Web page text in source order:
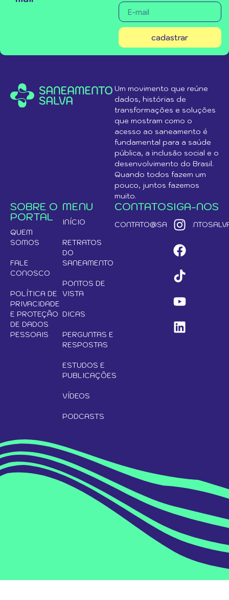
cadastrar
Um movimento que reúne
dados, histórias de
transformações e soluções
que mostram como o
acesso ao saneamento é
fundamental para a saúde
pública, a inclusão social e o
desenvolvimento do Brasil.
Quando todos fazem um
pouco, juntos fazemos
muito.
SOBRE O
PORTAL
QUEM
SOMOS
FALE
CONOSCO
POLÍTICA DE
PRIVACIDADE
E PROTEÇÃO
DE DADOS
PESSOAIS
MENU
INÍCIO
RETRATOS
DO
SANEAMENTO
PONTOS DE
VISTA
DICAS
PERGUNTAS E
RESPOSTAS
ESTUDOS E
PUBLICAÇÕES
VÍDEOS
PODCASTS
CONTATOSIGA-NOS